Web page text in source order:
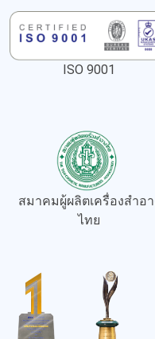
ISO 9001
สมาคมผู้ผลิตเครื่องสำอา
ไทย